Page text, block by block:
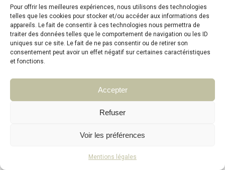
Pour offrir les meilleures expériences, nous utilisons des technologies
telles que les cookies pour stocker et/ou accéder aux informations des
appareils. Le fait de consentir à ces technologies nous permettra de
traiter des données telles que le comportement de navigation ou les ID
uniques sur ce site. Le fait de ne pas consentir ou de retirer son
consentement peut avoir un effet négatif sur certaines caractéristiques
et fonctions.
Accepter
Refuser
Voir les préférences
Mentions légales